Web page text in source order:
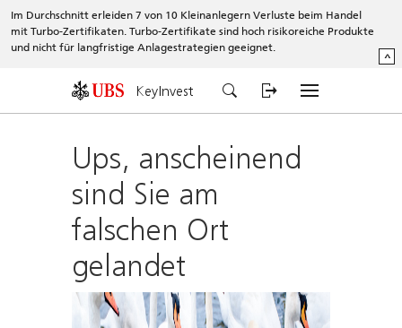
Im Durchschnitt erleiden 7 von 10 Kleinanlegern Verluste beim Handel
mit Turbo-Zertifikaten. Turbo-Zertifikate sind hoch risikoreiche Produkte
und nicht für langfristige Anlagestrategien geeignet.
^
KeyInvest
Ups, anscheinend
sind Sie am
falschen Ort
gelandet